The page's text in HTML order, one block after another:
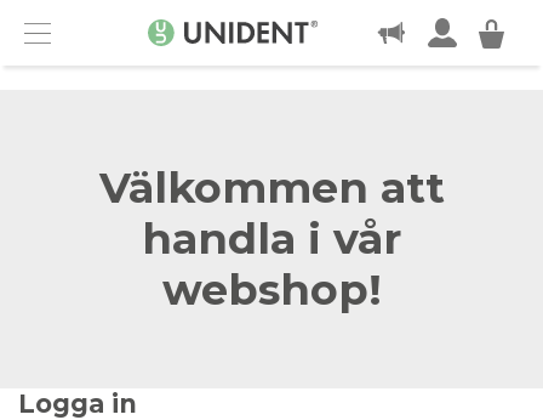
Menu
KONTAKT
Välkommen att
handla i vår
webshop!
Logga in